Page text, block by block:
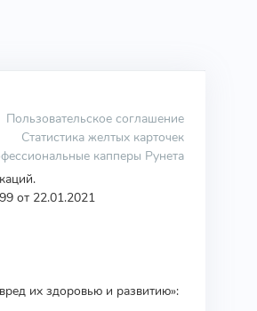
Пользовательское соглашение
Статистика желтых карточек
капперы Рунета
от 22.01.2021
их здоровью и развитию»: